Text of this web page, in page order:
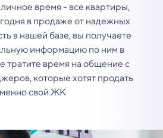
время - все квартиры,
в продаже от надежных
в нашей базе, вы получаете
информацию по ним в
тратите время на общение с
которые хотят продать
свой ЖК